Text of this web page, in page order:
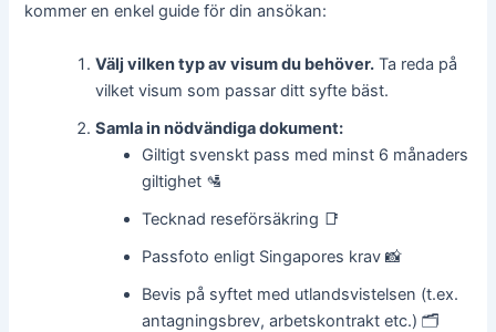
kommer en enkel guide för din ansökan:
Välj vilken typ av visum du behöver. Ta reda på
vilket visum som passar ditt syfte bäst.
Samla in nödvändiga dokument:
Giltigt svenskt pass med minst 6 månaders
giltighet 🛂
Tecknad reseförsäkring 📑
Passfoto enligt Singapores krav 📸
Bevis på syftet med utlandsvistelsen (t.ex.
antagningsbrev, arbetskontrakt etc.) 🗂️